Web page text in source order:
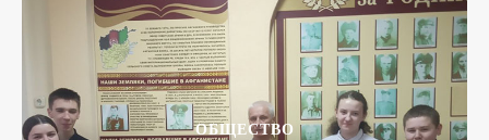
ОБЩЕСТВО